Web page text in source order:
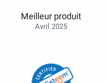
Meilleur produit
Avril 2025